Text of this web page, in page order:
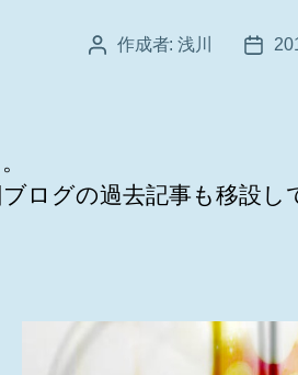
投
作成者: 浅川
投
ログの過去記事も移設